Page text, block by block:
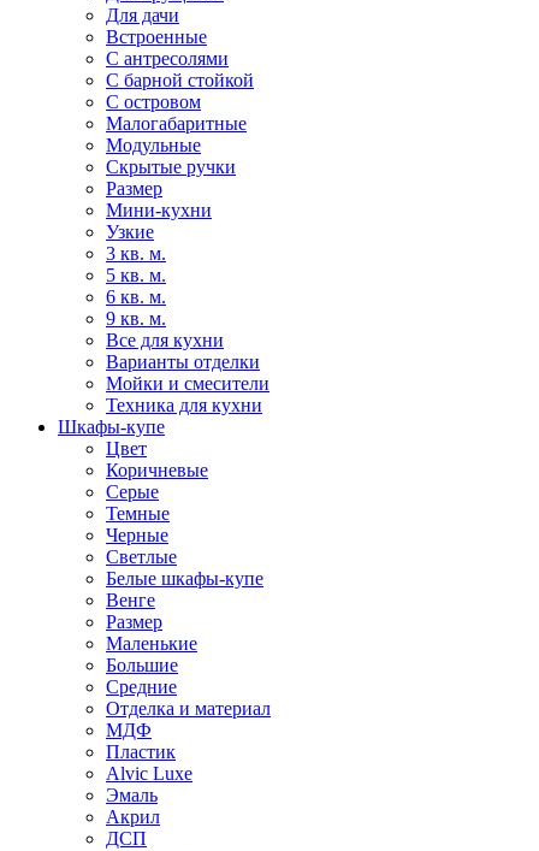
Для дачи
Встроенные
С антресолями
С барной стойкой
С островом
Малогабаритные
Модульные
Скрытые ручки
Размер
Мини-кухни
Узкие
3 кв. м.
5 кв. м.
6 кв. м.
9 кв. м.
Все для кухни
Варианты отделки
Мойки и смесители
Техника для кухни
Шкафы-купе
Цвет
Коричневые
Серые
Темные
Черные
Светлые
Белые шкафы-купе
Венге
Размер
Маленькие
Большие
Средние
Отделка и материал
МДФ
Пластик
Alvic Luxe
Эмаль
Акрил
ДСП